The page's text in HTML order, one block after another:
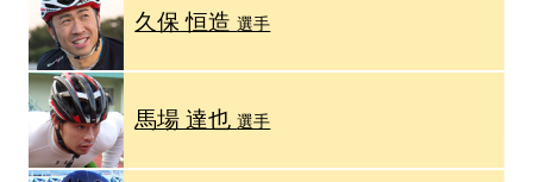
久保 恒造選手
馬場 達也選手